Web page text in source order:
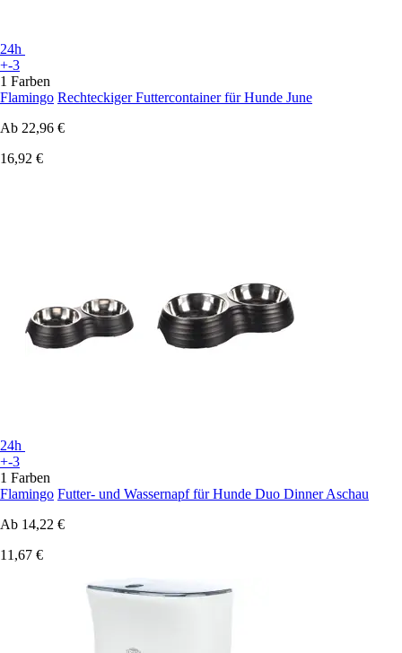
24h
+-3
1 Farben
Flamingo Rechteckiger Futtercontainer für Hunde June
Ab 22,96 €
16,92 €
24h
+-3
1 Farben
Flamingo Futter- und Wassernapf für Hunde Duo Dinner Aschau
Ab 14,22 €
11,67 €